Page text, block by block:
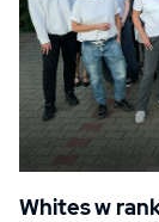
Whites w